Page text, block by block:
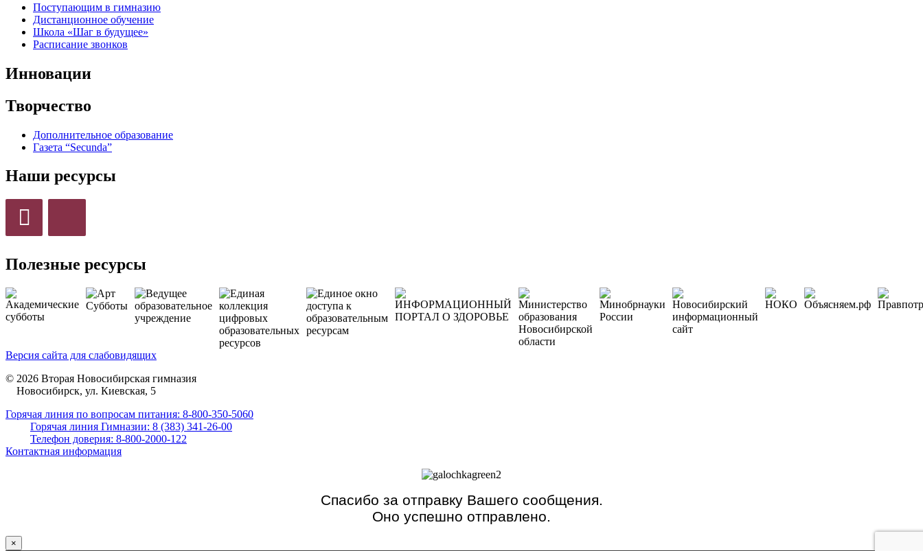
Поступающим в гимназию
Дистанционное обучение
Школа «Шаг в будущее»
Расписание звонков
Инновации
Творчество
Дополнительное образование
Газета “Secunda”
Наши ресурсы
Полезные ресурсы
Версия сайта для слабовидящих
© 2026 Вторая Новосибирская гимназия
Новосибирск, ул. Киевская, 5
Горячая линия по вопросам питания: 8-800-350-5060
Горячая линия Гимназии: 8 (383) 341-26-00
Телефон доверия: 8-800-2000-122
Контактная информация
Спасибо за отправку Вашего сообщения.
Оно успешно отправлено.
×